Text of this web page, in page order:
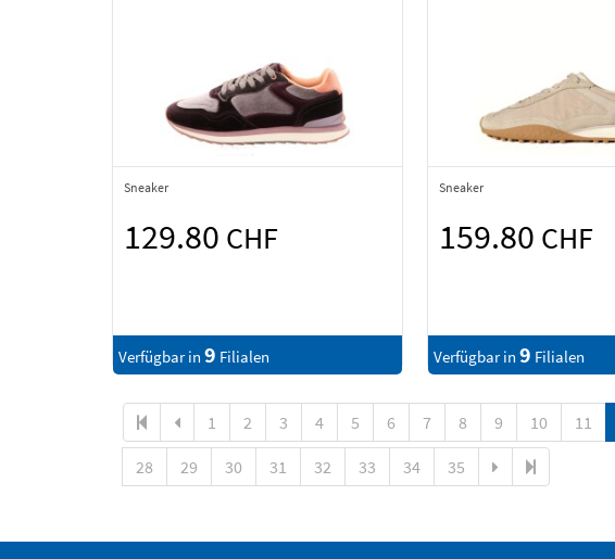
Sneaker
129.80 CHF
Verfügbar in 9 Filialen
Sneaker
159.80 CHF
Verfügbar in 9 Filialen
1 2 3 4 5 6 7 8 9 10 11
28 29 30 31 32 33 34 35